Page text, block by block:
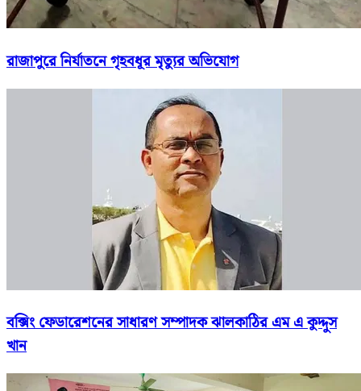
রাজাপুরে নির্যাতনে গৃহবধূর মৃত্যুর অভিযোগ
বক্সিং ফেডারেশনের সাধারণ সম্পাদক ঝালকাঠির এম এ কুদ্দুস
খান